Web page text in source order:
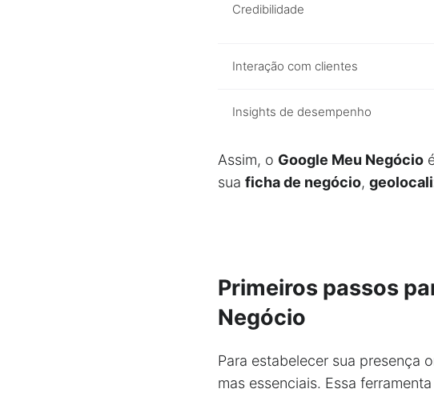
Credibilidade
Interação com clientes
Insights de desempenho
Assim, o Google Meu Negócio
sua ficha de negócio,
Primeiros passos
Negócio
Para estabelecer sua presença
mas essenciais. Essa